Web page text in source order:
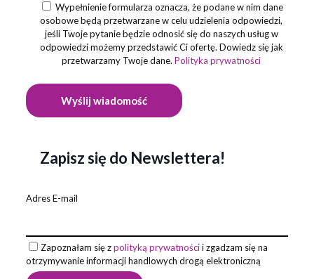
Wypełnienie formularza oznacza, że podane w nim dane
osobowe będą przetwarzane w celu udzielenia odpowiedzi,
jeśli Twoje pytanie będzie odnosić się do naszych usług w
odpowiedzi możemy przedstawić Ci ofertę. Dowiedz się jak
przetwarzamy Twoje dane.Polityka prywatności
Zapisz się do Newslettera!
Adres E-mail
Zapoznałam się zpolityką prywatnościi zgadzam się na
otrzymywanie informacji handlowych drogą elektroniczną